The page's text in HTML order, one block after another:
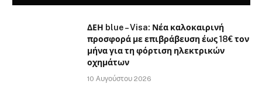
ΔΕΗ blue – Visa: Νέα καλοκαιρινή
προσφορά με επιβράβευση έως 18€ τον
μήνα για τη φόρτιση ηλεκτρικών
οχημάτων
10 Αυγούστου 2026